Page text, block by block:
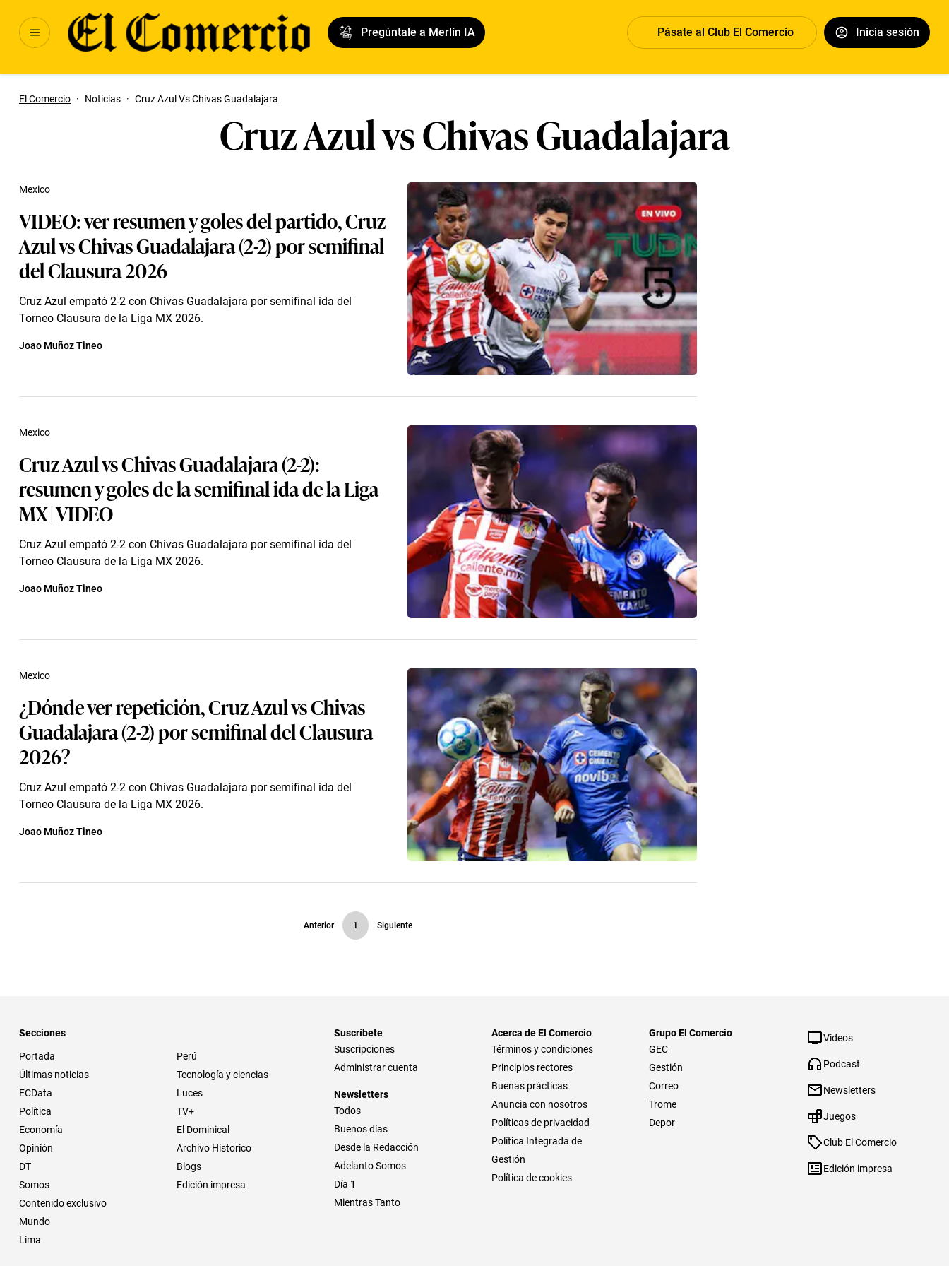
Pregúntale a Merlín IA Pásate al Club El Comercio Inicia sesión
El Comercio · Noticias · Cruz Azul Vs Chivas Guadalajara
Cruz Azul vs Chivas Guadalajara
VIDEO: ver resumen y goles del partido, Cruz
Azul vs Chivas Guadalajara (2-2) por semifinal
del Clausura 2026
Cruz Azul empató 2-2 con Chivas Guadalajara por semifinal ida del
Torneo Clausura de la Liga MX 2026.
Mexico
Joao Muñoz Tineo
Cruz Azul vs Chivas Guadalajara (2-2):
resumen y goles de la semifinal ida de la Liga
MX | VIDEO
Cruz Azul empató 2-2 con Chivas Guadalajara por semifinal ida del
Torneo Clausura de la Liga MX 2026.
Mexico
Joao Muñoz Tineo
¿Dónde ver repetición, Cruz Azul vs Chivas
Guadalajara (2-2) por semifinal del Clausura
2026?
Cruz Azul empató 2-2 con Chivas Guadalajara por semifinal ida del
Torneo Clausura de la Liga MX 2026.
Mexico
Joao Muñoz Tineo
Anterior 1 Siguiente
Secciones
Portada
Últimas noticias
ECData
Política
Economía
Opinión
DT
Somos
Contenido exclusivo
Mundo
Lima
Perú
Tecnología y ciencias
Luces
TV+
El Dominical
Archivo Historico
Blogs
Edición impresa
Suscríbete
Suscripciones
Administrar cuenta
Newsletters
Todos
Buenos días
Desde la Redacción
Adelanto Somos
Día 1
Mientras Tanto
Acerca de El Comercio
Términos y condiciones
Principios rectores
Buenas prácticas
Anuncia con nosotros
Políticas de privacidad
Política Integrada de
Gestión
Política de cookies
Grupo El Comercio
GEC
Gestión
Correo
Trome
Depor
Videos
Podcast
Newsletters
Juegos
Club El Comercio
Edición impresa